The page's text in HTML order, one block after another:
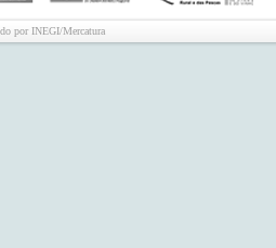
por INEGI/Mercatura